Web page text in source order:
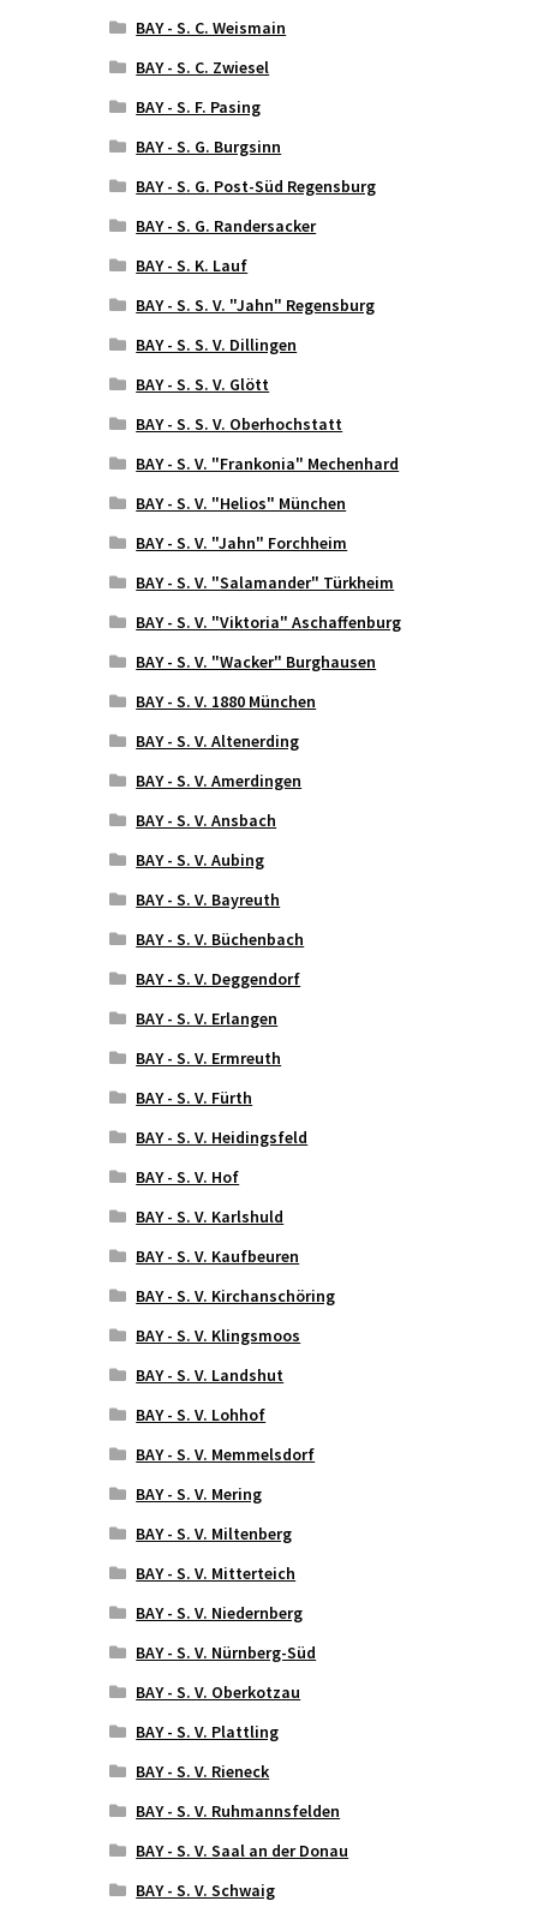
BAY - S. C. Weismain
BAY - S. C. Zwiesel
BAY - S. F. Pasing
BAY - S. G. Burgsinn
BAY - S. G. Post-Süd Regensburg
BAY - S. G. Randersacker
BAY - S. K. Lauf
BAY - S. S. V. "Jahn" Regensburg
BAY - S. S. V. Dillingen
BAY - S. S. V. Glött
BAY - S. S. V. Oberhochstatt
BAY - S. V. "Frankonia" Mechenhard
BAY - S. V. "Helios" München
BAY - S. V. "Jahn" Forchheim
BAY - S. V. "Salamander" Türkheim
BAY - S. V. "Viktoria" Aschaffenburg
BAY - S. V. "Wacker" Burghausen
BAY - S. V. 1880 München
BAY - S. V. Altenerding
BAY - S. V. Amerdingen
BAY - S. V. Ansbach
BAY - S. V. Aubing
BAY - S. V. Bayreuth
BAY - S. V. Büchenbach
BAY - S. V. Deggendorf
BAY - S. V. Erlangen
BAY - S. V. Ermreuth
BAY - S. V. Fürth
BAY - S. V. Heidingsfeld
BAY - S. V. Hof
BAY - S. V. Karlshuld
BAY - S. V. Kaufbeuren
BAY - S. V. Kirchanschöring
BAY - S. V. Klingsmoos
BAY - S. V. Landshut
BAY - S. V. Lohhof
BAY - S. V. Memmelsdorf
BAY - S. V. Mering
BAY - S. V. Miltenberg
BAY - S. V. Mitterteich
BAY - S. V. Niedernberg
BAY - S. V. Nürnberg-Süd
BAY - S. V. Oberkotzau
BAY - S. V. Plattling
BAY - S. V. Rieneck
BAY - S. V. Ruhmannsfelden
BAY - S. V. Saal an der Donau
BAY - S. V. Schwaig